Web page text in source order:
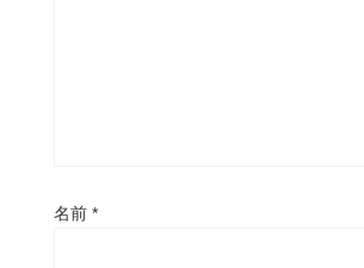
名前 *